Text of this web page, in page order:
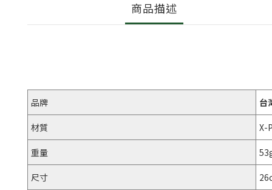
商品描述
品牌 台
材質 X-
重量
尺寸